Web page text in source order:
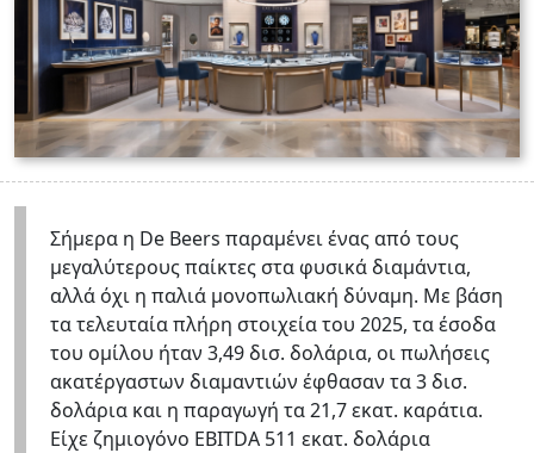
Σήμερα η De Beers παραμένει ένας από τους
μεγαλύτερους παίκτες στα φυσικά διαμάντια,
αλλά όχι η παλιά μονοπωλιακή δύναμη. Με βάση
τα τελευταία πλήρη στοιχεία του 2025, τα έσοδα
του ομίλου ήταν 3,49 δισ. δολάρια, οι πωλήσεις
ακατέργαστων διαμαντιών έφθασαν τα 3 δισ.
δολάρια και η παραγωγή τα 21,7 εκατ. καράτια.
Είχε ζημιογόνο EBITDA 511 εκατ. δολάρια